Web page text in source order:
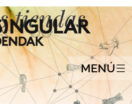
MENÚ
tiendas